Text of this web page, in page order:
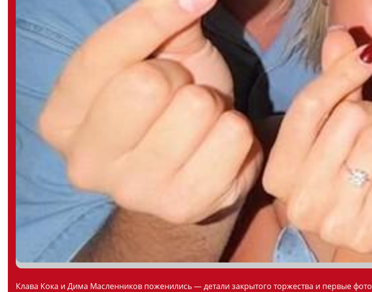
Клава Кока и Дима Масленников поженились — детали закрытого торжества и первые фото